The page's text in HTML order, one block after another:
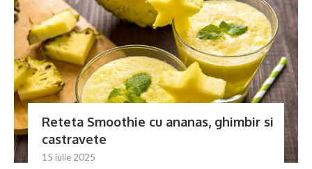
Reteta Smoothie cu ananas, ghimbir si
castravete
15 iulie 2025